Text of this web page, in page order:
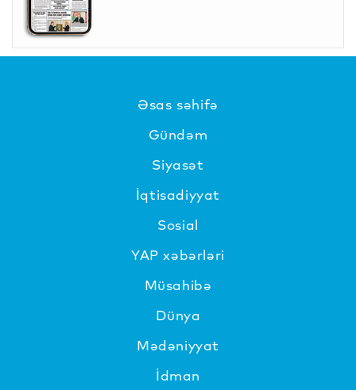
Əsas səhifə
Gündəm
Siyasət
İqtisadiyyat
Sosial
YAP xəbərləri
Müsahibə
Dünya
Mədəniyyat
İdman